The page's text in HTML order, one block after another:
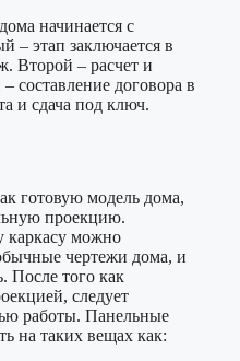
начинается с
– этап заключается в
Второй – расчет и
составление договора в
и сдача под ключ.
готовую модель дома,
проекцию.
каркасу можно
чертежи дома, и
После того как
следует
работы. Панельные
на таких вещах как: